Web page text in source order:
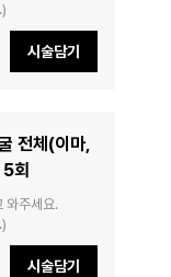
시술담기
전체(이마,
회
와주세요.
시술담기